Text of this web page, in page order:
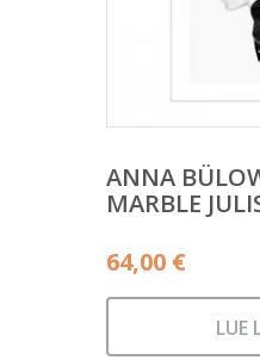
ANNA
MARBLE
64,00 €
LUE